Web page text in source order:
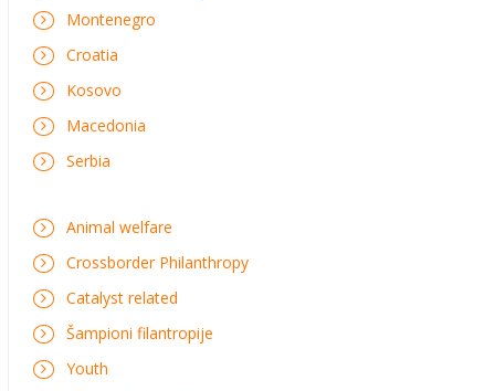
Montenegro
Croatia
Kosovo
Macedonia
Serbia
Animal welfare
Crossborder Philanthropy
Catalyst related
Šampioni filantropije
Youth